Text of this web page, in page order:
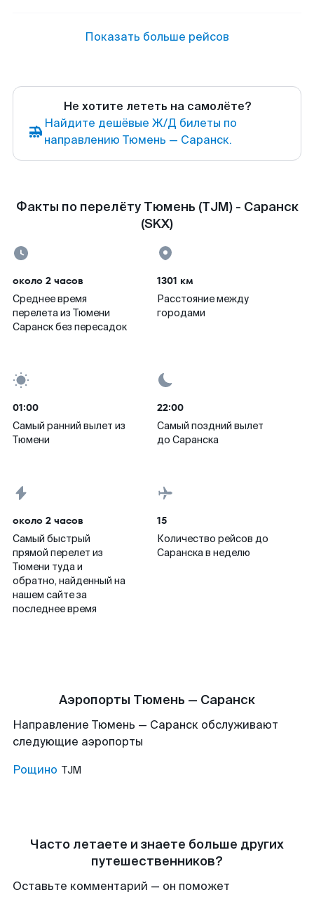
Показать больше рейсов
Не хотите лететь на самолёте?
Найдите дешёвые Ж/Д билеты по
направлению Тюмень — Саранск.
Факты по перелёту Тюмень (TJM) - Саранск
(SKX)
около 2 часов
Среднее время
перелета из Тюмени
Саранск без пересадок
1301 км
Расстояние между
городами
01:00
Самый ранний вылет из
Тюмени
22:00
Самый поздний вылет
до Саранска
около 2 часов
Самый быстрый
прямой перелет из
Тюмени туда и
обратно, найденный на
нашем сайте за
последнее время
15
Количество рейсов до
Саранска в неделю
Аэропорты Тюмень — Саранск
Направление Тюмень — Саранск обслуживают
следующие аэропорты
Рощино TJM
Часто летаете и знаете больше других
путешественников?
Оставьте комментарий — он поможет